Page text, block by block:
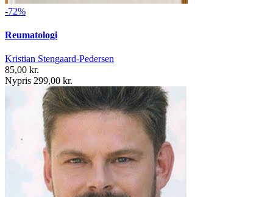
-72%
Reumatologi
Kristian Stengaard-Pedersen
85,00 kr.
Nypris 299,00 kr.